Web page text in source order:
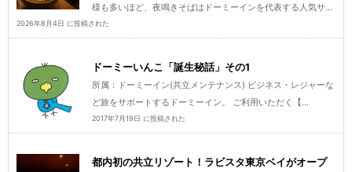
様も多いほど、夜鳴きそばはドーミーインを代表する人気サ...
2026年8月4日 に投稿された
ドーミーいんこ「誕生秘話」その1
所属：ドーミーイン(共立メンテナンス) ビジネス・レジャーな
ど旅をサポートするドーミーイン。 ご利用いただく【...
2017年7月19日 に投稿された
都内初の共立リゾート！ラビスタ東京ベイがオープ